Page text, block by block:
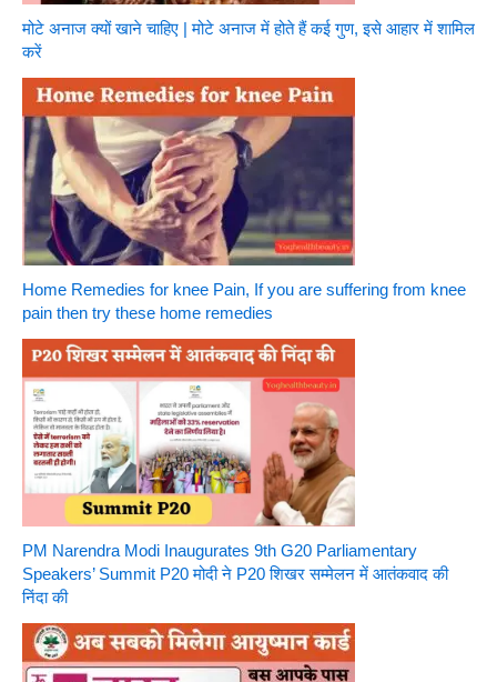
मोटे अनाज क्यों खाने चाहिए | मोटे अनाज में होते हैं कई गुण, इसे आहार में शामिल
करें
Home Remedies for knee Pain, If you are suffering from knee
pain then try these home remedies
PM Narendra Modi Inaugurates 9th G20 Parliamentary
Speakers’ Summit P20 मोदी ने P20 शिखर सम्मेलन में आतंकवाद की
निंदा की